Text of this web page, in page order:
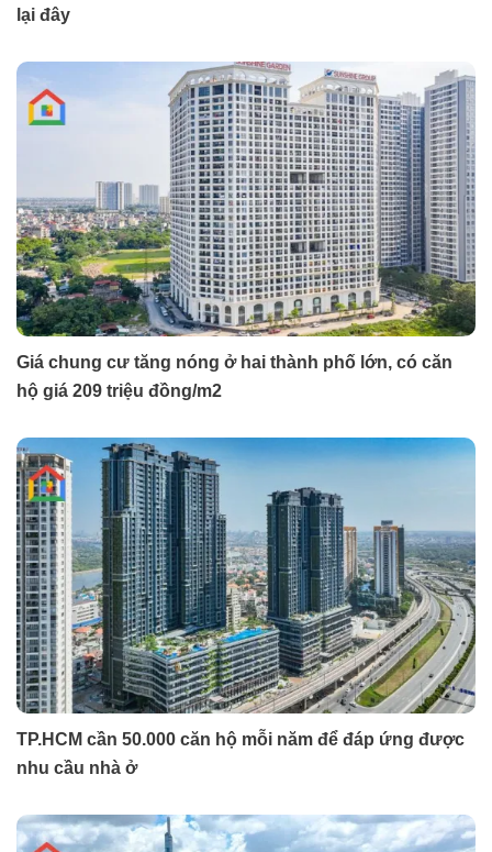
lại đây
Giá chung cư tăng nóng ở hai thành phố lớn, có căn
hộ giá 209 triệu đồng/m2
TP.HCM cần 50.000 căn hộ mỗi năm để đáp ứng được
nhu cầu nhà ở